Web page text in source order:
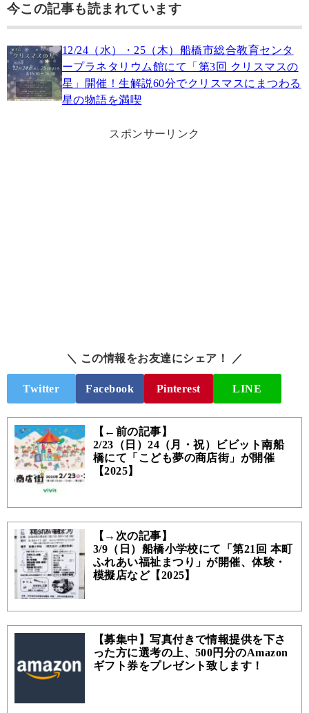
今この記事も読まれています
12/24（水）・25（木）船橋市総合教育センタ
ープラネタリウム館にて「第3回 クリスマスの
星」開催！生解説60分でクリスマスにまつわる
星の物語を満喫
スポンサーリンク
＼ この情報をお友達にシェア！ ／
Twitter Facebook Pinterest LINE
【←前の記事】
2/23（日）24（月・祝）ビビット南船
橋にて「こども夢の商店街」が開催
【2025】
【→次の記事】
3/9（日）船橋小学校にて「第21回 本町
ふれあい福祉まつり」が開催、体験・
模擬店など【2025】
【募集中】写真付きで情報提供を下さ
った方に選考の上、500円分のAmazon
ギフト券をプレゼント致します！